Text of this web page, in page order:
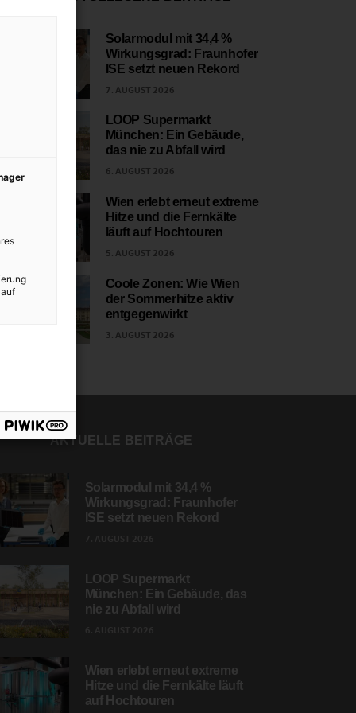
Solarmodul mit 34,4 %
Wirkungsgrad: Fraunhofer
ISE setzt neuen Rekord
7. AUGUST 2026
LOOP Supermarkt
München: Ein Gebäude,
das nie zu Abfall wird
6. AUGUST 2026
Wien erlebt erneut extreme
Hitze und die Fernkälte
läuft auf Hochtouren
5. AUGUST 2026
Coole Zonen: Wie Wien
der Sommerhitze aktiv
entgegenwirkt
3. AUGUST 2026
AKTUELLE BEITRÄGE
Solarmodul mit 34,4 %
Wirkungsgrad: Fraunhofer
ISE setzt neuen Rekord
LOOP Supermarkt
München: Ein Gebäude, das
nie zu Abfall wird
Wien erlebt erneut extreme
Hitze und die Fernkälte läuft
auf Hochtouren